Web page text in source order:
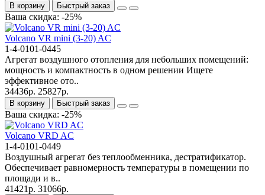
В корзину Быстрый заказ
Ваша скидка: -25%
Volcano VR mini (3-20) AC
1-4-0101-0445
Агрегат воздушного отопления для небольших помещений:
мощность и компактность в одном решении Ищете
эффективное ото..
34436р. 25827р.
В корзину Быстрый заказ
Ваша скидка: -25%
Volcano VRD AC
1-4-0101-0449
Воздушный агрегат без теплообменника, дестратификатор.
Обеспечивает равномерность температуры в помещении по
площади и в..
41421р. 31066р.